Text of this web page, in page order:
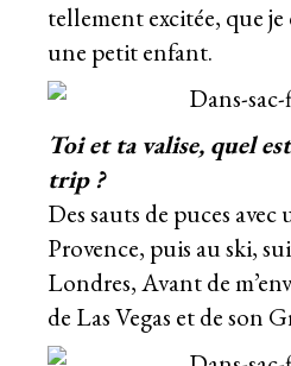
tellement excitée, que je
une petit enfant.
Toi et ta valise, quel
trip ?
Des sauts de puces
Provence, puis au ski,
Londres, Avant de
de Las Vegas et de son